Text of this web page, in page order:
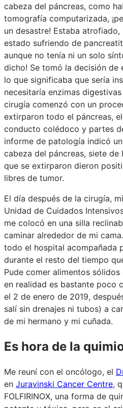
cabeza del páncreas, como
tomografía computarizada,
un desastre! Estaba
estado sufriendo de
aunque no tenía ni un solo
dicho! Se tomó la decisión de
lo que significaba que sería
necesitaría enzimas
cirugía comenzó con un
extirparon todo el páncreas,
conducto colédoco y partes
informe de patología indicó
cabeza del páncreas, siete
que se extirparon dieron
libres de tumor.
El día después de la cirugía,
Unidad de Cuidados
me colocó en una silla
caminar alrededor de mi
todo el hospital acompañada
durante el resto del tiempo
Pude comer alimentos
en realidad es bastante poco
el 2 de enero de 2019,
salí sin drenajes ni tubos) a
de mi hermano y mi cuñada.
Es hora de la
Me reuní con el oncólogo, el
en Juravinski Cancer Centre,
FOLFIRINOX, una forma de